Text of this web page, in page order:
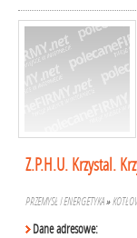
Z.P.H.U. Krzystal.
PRZEMYSŁ I ENERGETYKA»
Dane adresowe: